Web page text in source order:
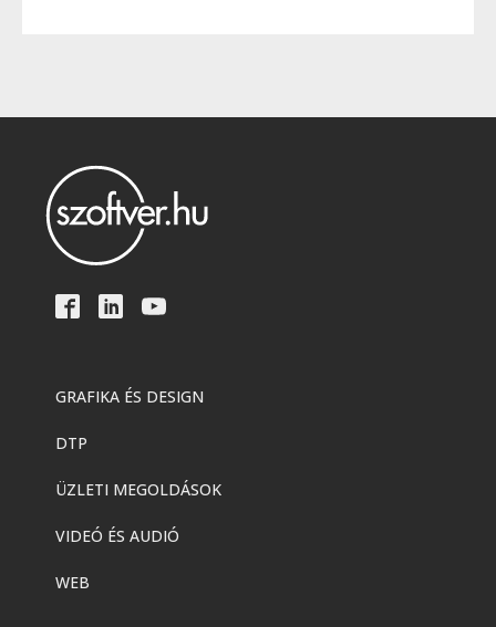
GRAFIKA ÉS DESIGN
DTP
ÜZLETI MEGOLDÁSOK
VIDEÓ ÉS AUDIÓ
WEB